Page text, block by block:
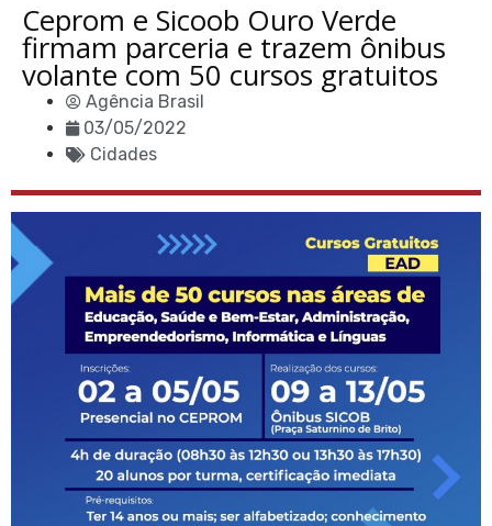
Ceprom e Sicoob Ouro Verde
firmam parceria e trazem ônibus
volante com 50 cursos gratuitos
Agência Brasil
03/05/2022
Cidades